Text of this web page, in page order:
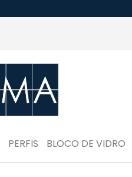
PERFIS BLOCO DE VIDRO